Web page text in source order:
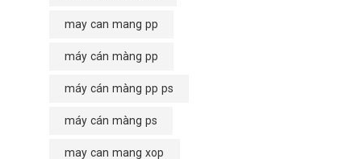
may can mang pp
máy cán màng pp
máy cán màng pp ps
máy cán màng ps
may can mang xop